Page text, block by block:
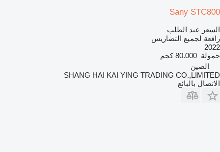
Sany STC800
السعر عند الطلب
رافعة لجميع التضاريس
2022
حمولة 80.000 كجم
الصين
SHANG HAI KAI YING TRADING CO.,LIMITED
الاتصال بالبائع